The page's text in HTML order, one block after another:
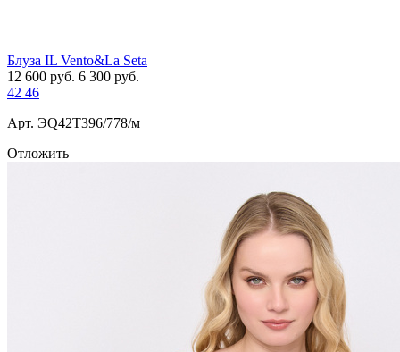
Блуза IL Vento&La Seta
12 600 руб. 6 300 руб.
42 46
Арт. ЭQ42T396/778/м
Отложить